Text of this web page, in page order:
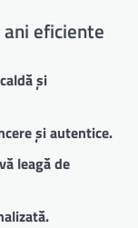
eficiente
și
și autentice.
leagă de